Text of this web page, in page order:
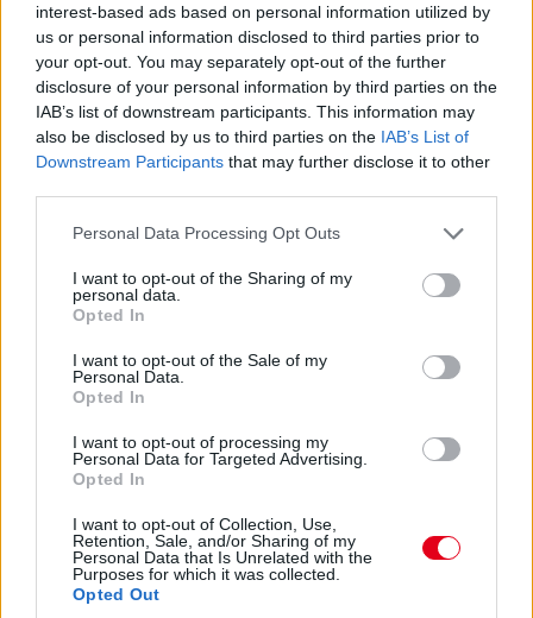
interest-based ads based on personal information utilized by
us or personal information disclosed to third parties prior to
your opt-out. You may separately opt-out of the further
disclosure of your personal information by third parties on the
IAB’s list of downstream participants. This information may
also be disclosed by us to third parties on the IAB’s List of
Downstream Participants that may further disclose it to other
Please note that this website/app uses one or more Google
not limited to your visit or usage behaviour. You may click to
grant or deny consent to Google and its third-party tags to
use your data for below specified purposes in below Google
consent section.
Personal Data Processing Opt Outs
I want to opt-out of the Sharing of my
personal data.
Opted In
I want to opt-out of the Sale of my
Personal Data.
Opted In
I want to opt-out of processing my
Personal Data for Targeted Advertising.
Opted In
I want to opt-out of Collection, Use,
Retention, Sale, and/or Sharing of my
Personal Data that Is Unrelated with the
Purposes for which it was collected.
Opted Out
14:37
Előrébb ugrik Leclerc is. Mindössze kilenc ezreddel kerül a
csapattársa elé. Mostmár a monacói a második, de jön
Alonso is egy friss próbálkozással.
14:36
Záporoznak a köridők és még fognak is. Sainz négy tizedes
helyre, a közepeseken Norris és Sargeant követi a harmadik-
negyedik helyen.
És máris az élen az egyik Red Bull! Sergio Perez 1:32.969-es
idővel került az első helyre a lágy abroncsokon. Nem volt
tökéletes kör és az idő is lesz még jobb a folytatásban.
tartózkodik a bokszban. Mindenki más már megkezdte a
munkát.